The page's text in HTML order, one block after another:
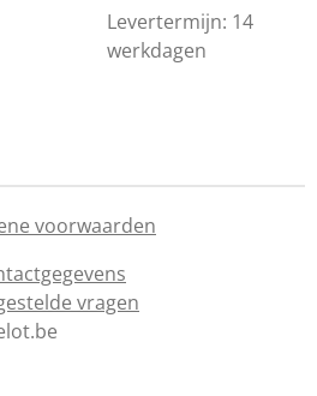
Levertermijn: 14
werkdagen
voorwaarden
vragen